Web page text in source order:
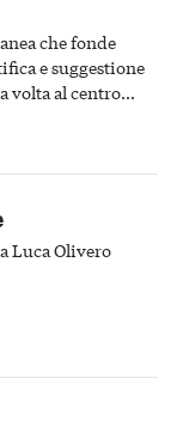
che fonde
e suggestione
volta al centro
astigiano
Luca Olivero